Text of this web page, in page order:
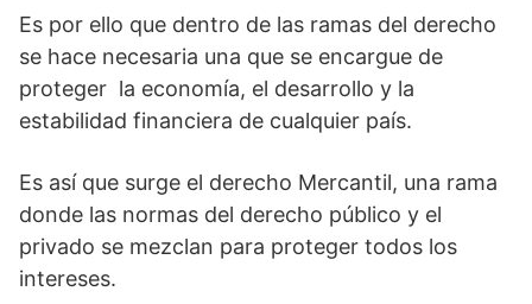
Es por ello que dentro de las ramas del derecho
se hace necesaria una que se encargue de
proteger la economía, el desarrollo y la
estabilidad financiera de cualquier país.
Es así que surge el derecho Mercantil, una rama
donde las normas del derecho público y el
privado se mezclan para proteger todos los
intereses.